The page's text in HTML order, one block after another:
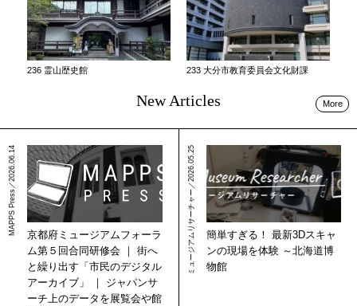
236 霊山歴史館 233 大分市教育委員会文化財課
New Articles More
MAPPS Press／2026.06.14
京都府ミュージアムフォーラ
ム第５回合同研修会 ｜ 街へ
と繰り出す「市民のデジタル
アーカイブ」 ｜ ジャパンサ
ーチ上のデータを展覧会や館
ミュージアムリサーチャー／2026.05.25
簡単すぎる！ 最新3Dスキャ
ンの現場を体験 ～北海道博
物館